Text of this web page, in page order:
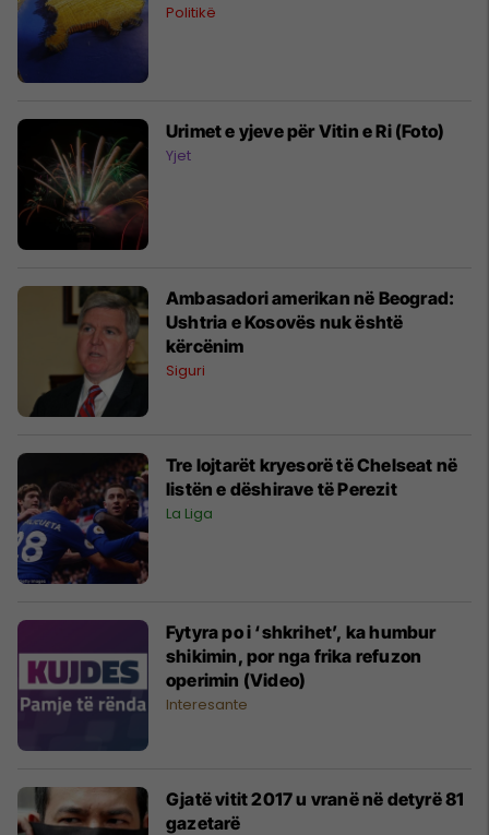
Politikë
Urimet e yjeve për Vitin e Ri (Foto)
Yjet
Ambasadori amerikan në Beograd:
Ushtria e Kosovës nuk është
kërcënim
Siguri
Tre lojtarët kryesorë të Chelseat në
listën e dëshirave të Perezit
La Liga
Fytyra po i ‘shkrihet’, ka humbur
shikimin, por nga frika refuzon
operimin (Video)
Interesante
Gjatë vitit 2017 u vranë në detyrë 81
gazetarë